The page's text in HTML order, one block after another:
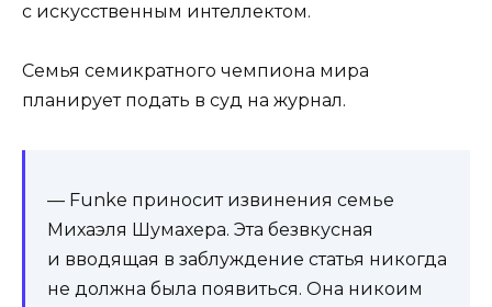
с искусственным интеллектом.
Семья семикратного чемпиона мира
планирует подать в суд на журнал.
— Funke приносит извинения семье
Михаэля Шумахера. Эта безвкусная
и вводящая в заблуждение статья никогда
не должна была появиться. Она никоим